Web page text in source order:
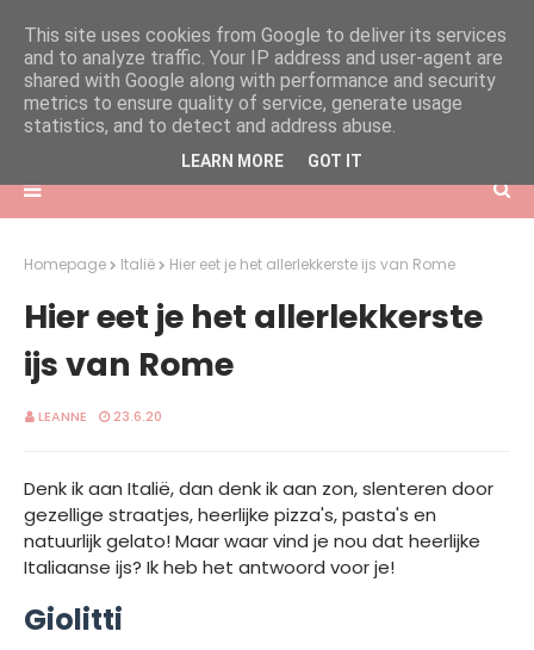
Homepage Italië Hier eet je het allerlekkerste ijs van Rome
Hier eet je het allerlekkerste
ijs van Rome
LEANNE 23.6.20
Denk ik aan Italië, dan denk ik aan zon, slenteren door
gezellige straatjes, heerlijke pizza's, pasta's en
natuurlijk gelato! Maar waar vind je nou dat heerlijke
Italiaanse ijs? Ik heb het antwoord voor je!
Giolitti
This site uses cookies from Google to deliver its services
and to analyze traffic. Your IP address and user-agent are
shared with Google along with performance and security
metrics to ensure quality of service, generate usage
statistics, and to detect and address abuse.
LEARN MORE GOT IT